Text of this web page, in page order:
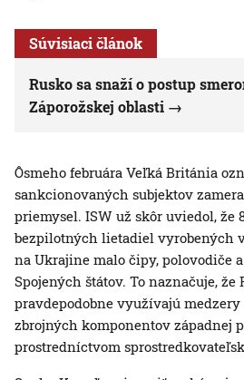
Súvisiaci článok
Rusko sa snaží o postup
Záporožskej oblasti
Ôsmeho februára Veľká Británia
sankcionovaných subjektov
priemysel. ISW už skôr uviedol, že
bezpilotných lietadiel vyrobených
na Ukrajine malo čipy, polovodiče
Spojených štátov. To naznačuje, že
pravdepodobne využívajú
zbrojných komponentov západnej
prostredníctvom